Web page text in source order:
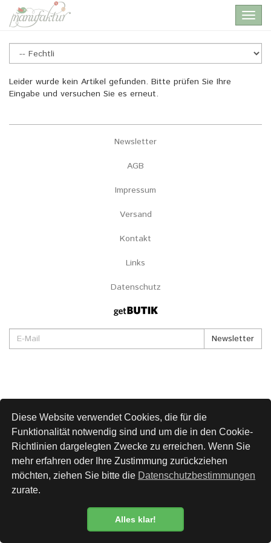
Datenschutzbestimmung
Diese Website verwendet Cookies, die für die
Funktionalität notwendig sind und um die in den Cookie-
Richtlinien dargelegten Zwecke zu erreichen. Wenn Sie
mehr erfahren oder Ihre Zustimmung zurückziehen
möchten, ziehen Sie bitte die Datenschutzbestimmungen
zurate.
Alles klar!
main
content
Fechtli
Leider wurde kein Artikel gefunden. Bitte prüfen Sie Ihre
Eingabe und versuchen Sie es erneut.
Newsletter
AGB
Impressum
Versand
Kontakt
Links
Datenschutz
Newsletter